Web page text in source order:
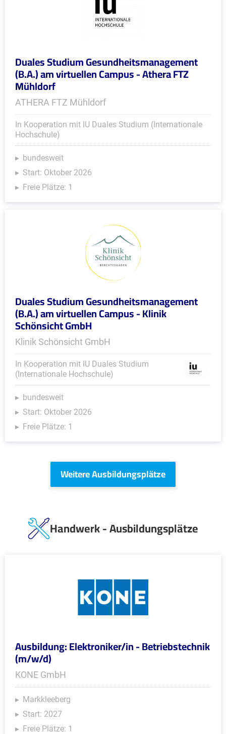
Duales Studium Gesundheitsmanagement
(B.A.) am virtuellen Campus - Athera FTZ
Mühldorf
ATHERA FTZ Mühldorf
In Kooperation mit IU Duales Studium (Internationale
Hochschule)
bundesweit
Start: Oktober 2026
Freie Plätze: 1
Duales Studium Gesundheitsmanagement
(B.A.) am virtuellen Campus - Klinik
Schönsicht GmbH
Klinik Schönsicht GmbH
In Kooperation mit IU Duales Studium
(Internationale Hochschule)
bundesweit
Start: Oktober 2026
Freie Plätze: 1
Weitere Ausbildungsplätze
Handwerk - Ausbildungsplätze
Ausbildung: Elektroniker/in - Betriebstechnik
(m/w/d)
KONE GmbH
Markkleeberg
Start: 2027
Freie Plätze: 1